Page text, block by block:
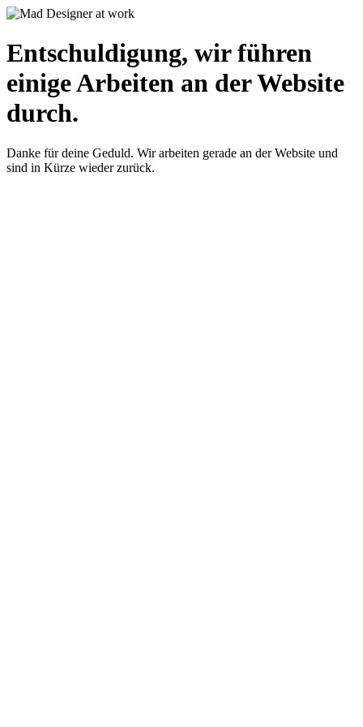
Entschuldigung, wir führen
einige Arbeiten an der Website
durch.
Danke für deine Geduld. Wir arbeiten gerade an der Website und
sind in Kürze wieder zurück.